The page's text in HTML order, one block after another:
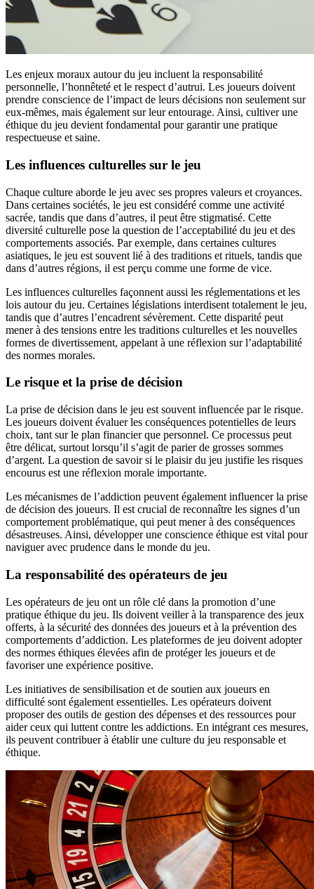
Les enjeux moraux autour du jeu incluent la responsabilité
personnelle, l’honnêteté et le respect d’autrui. Les joueurs doivent
prendre conscience de l’impact de leurs décisions non seulement sur
eux-mêmes, mais également sur leur entourage. Ainsi, cultiver une
éthique du jeu devient fondamental pour garantir une pratique
respectueuse et saine.
Les influences culturelles sur le jeu
Chaque culture aborde le jeu avec ses propres valeurs et croyances.
Dans certaines sociétés, le jeu est considéré comme une activité
sacrée, tandis que dans d’autres, il peut être stigmatisé. Cette
diversité culturelle pose la question de l’acceptabilité du jeu et des
comportements associés. Par exemple, dans certaines cultures
asiatiques, le jeu est souvent lié à des traditions et rituels, tandis que
dans d’autres régions, il est perçu comme une forme de vice.
Les influences culturelles façonnent aussi les réglementations et les
lois autour du jeu. Certaines législations interdisent totalement le jeu,
tandis que d’autres l’encadrent sévèrement. Cette disparité peut
mener à des tensions entre les traditions culturelles et les nouvelles
formes de divertissement, appelant à une réflexion sur l’adaptabilité
des normes morales.
Le risque et la prise de décision
La prise de décision dans le jeu est souvent influencée par le risque.
Les joueurs doivent évaluer les conséquences potentielles de leurs
choix, tant sur le plan financier que personnel. Ce processus peut
être délicat, surtout lorsqu’il s’agit de parier de grosses sommes
d’argent. La question de savoir si le plaisir du jeu justifie les risques
encourus est une réflexion morale importante.
Les mécanismes de l’addiction peuvent également influencer la prise
de décision des joueurs. Il est crucial de reconnaître les signes d’un
comportement problématique, qui peut mener à des conséquences
désastreuses. Ainsi, développer une conscience éthique est vital pour
naviguer avec prudence dans le monde du jeu.
La responsabilité des opérateurs de jeu
Les opérateurs de jeu ont un rôle clé dans la promotion d’une
pratique éthique du jeu. Ils doivent veiller à la transparence des jeux
offerts, à la sécurité des données des joueurs et à la prévention des
comportements d’addiction. Les plateformes de jeu doivent adopter
des normes éthiques élevées afin de protéger les joueurs et de
favoriser une expérience positive.
Les initiatives de sensibilisation et de soutien aux joueurs en
difficulté sont également essentielles. Les opérateurs doivent
proposer des outils de gestion des dépenses et des ressources pour
aider ceux qui luttent contre les addictions. En intégrant ces mesures,
ils peuvent contribuer à établir une culture du jeu responsable et
éthique.